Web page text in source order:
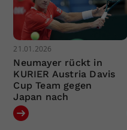
21.01.2026
Neumayer rückt in
KURIER Austria Davis
Cup Team gegen
Japan nach